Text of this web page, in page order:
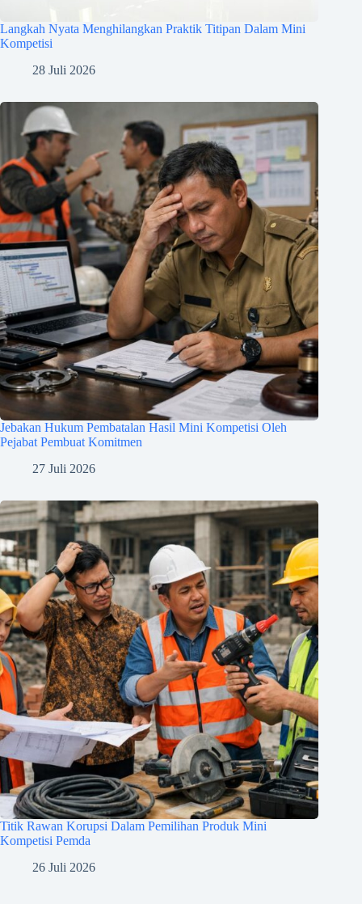
Langkah Nyata Menghilangkan Praktik Titipan Dalam Mini
Kompetisi
28 Juli 2026
Jebakan Hukum Pembatalan Hasil Mini Kompetisi Oleh
Pejabat Pembuat Komitmen
27 Juli 2026
Titik Rawan Korupsi Dalam Pemilihan Produk Mini
Kompetisi Pemda
26 Juli 2026